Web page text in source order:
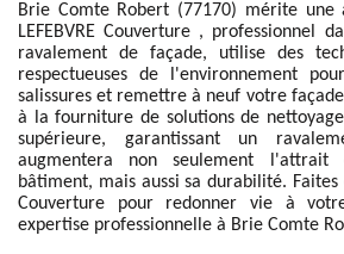
Brie Comte Robert (77170) mérite une
LEFEBVRE Couverture , professionnel
ravalement de façade, utilise des
respectueuses de l'environnement
salissures et remettre à neuf votre
à la fourniture de solutions de
supérieure, garantissant un
augmentera non seulement l'attrait
bâtiment, mais aussi sa durabilité. Faites
Couverture pour redonner vie à
expertise professionnelle à Brie Comte